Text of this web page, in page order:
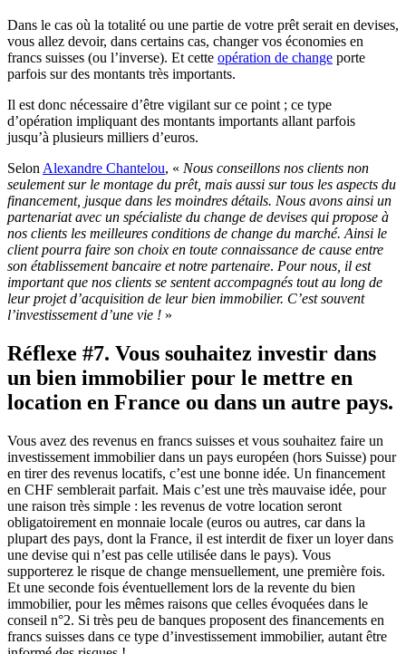
Dans le cas où la totalité ou une partie de votre prêt serait en devises,
vous allez devoir, dans certains cas, changer vos économies en
francs suisses (ou l’inverse). Et cette opération de change porte
parfois sur des montants très importants.
Il est donc nécessaire d’être vigilant sur ce point ; ce type
d’opération impliquant des montants importants allant parfois
jusqu’à plusieurs milliers d’euros.
Selon Alexandre Chantelou, « Nous conseillons nos clients non
seulement sur le montage du prêt, mais aussi sur tous les aspects du
financement, jusque dans les moindres détails. Nous avons ainsi un
partenariat avec un spécialiste du change de devises qui propose à
nos clients les meilleures conditions de change du marché. Ainsi le
client pourra faire son choix en toute connaissance de cause entre
son établissement bancaire et notre partenaire. Pour nous, il est
important que nos clients se sentent accompagnés tout au long de
leur projet d’acquisition de leur bien immobilier. C’est souvent
l’investissement d’une vie ! »
Réflexe #7. Vous souhaitez investir dans
un bien immobilier pour le mettre en
location en France ou dans un autre pays.
Vous avez des revenus en francs suisses et vous souhaitez faire un
investissement immobilier dans un pays européen (hors Suisse) pour
en tirer des revenus locatifs, c’est une bonne idée. Un financement
en CHF semblerait parfait. Mais c’est une très mauvaise idée, pour
une raison très simple : les revenus de votre location seront
obligatoirement en monnaie locale (euros ou autres, car dans la
plupart des pays, dont la France, il est interdit de fixer un loyer dans
une devise qui n’est pas celle utilisée dans le pays). Vous
supporterez le risque de change mensuellement, une première fois.
Et une seconde fois éventuellement lors de la revente du bien
immobilier, pour les mêmes raisons que celles évoquées dans le
conseil n°2. Si très peu de banques proposent des financements en
francs suisses dans ce type d’investissement immobilier, autant être